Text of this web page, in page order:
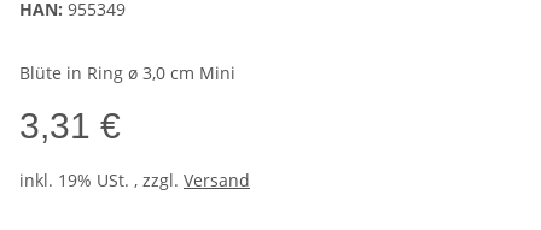
HAN: 955349
Blüte in Ring ø 3,0 cm Mini
3,31 €
inkl. 19% USt. , zzgl. Versand